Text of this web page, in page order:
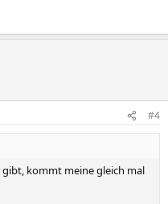
#4
gibt, kommt meine gleich mal